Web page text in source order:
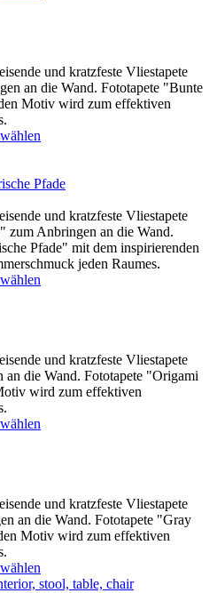
und kratzfeste Vliestapete
an die Wand. Fototapete "Bunte
Motiv wird zum effektiven
Pfade
und kratzfeste Vliestapete
zum Anbringen an die Wand.
Pfade" mit dem inspirierenden
jeden Raumes.
und kratzfeste Vliestapete
die Wand. Fototapete "Origami
wird zum effektiven
und kratzfeste Vliestapete
an die Wand. Fototapete "Gray
Motiv wird zum effektiven